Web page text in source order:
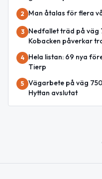
2 Man åtalas för flera
3
Nedfallet träd på väg
Kobacken påverkar
4
Hela listan: 69 nya
Tierp
5 Vägarbete på väg
Hyttan avslutat